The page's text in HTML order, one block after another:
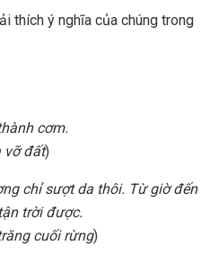
thích ý nghĩa của chúng trong
cơm.
vỡ đất)
chỉ sượt da thôi. Từ giờ đến
trời được.
cuối rừng)